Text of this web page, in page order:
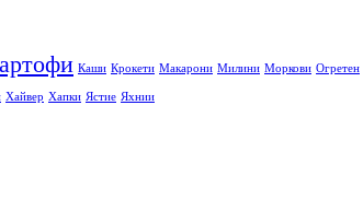
Каши Крокети Макарони Милини Моркови Огретен
Хайвер Хапки Ястие Яхнии